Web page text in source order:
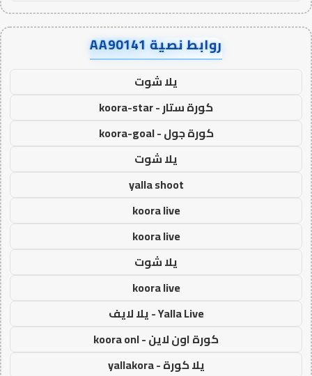
روابط نصية AA90141
يلا شوت
كورة ستار - koora-star
كورة جول - koora-goal
يلا شوت
yalla shoot
koora live
koora live
يلا شوت
koora live
Yalla Live - يلا لايف
كورة اون لاين - koora onl
يلا كورة - yallakora